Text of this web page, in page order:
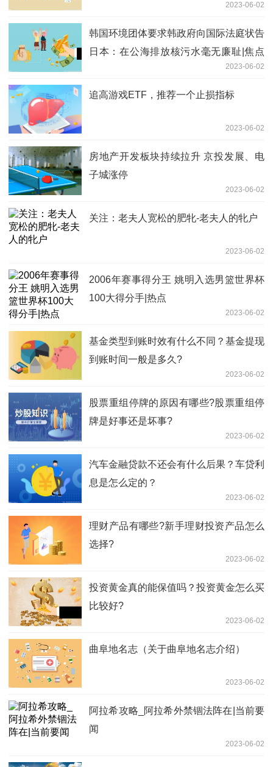
2023-06-02
韩国环境团体要求韩政府向国际法庭状告
日本：在公海排放核污水毫无廉耻|焦点
2023-06-02
追高游戏ETF，推荐一个止损指标
2023-06-02
房地产开发板块持续拉升 京投发展、电
子城涨停
2023-06-02
关注：老夫人宽松的肥牝-老夫人的牝户
2023-06-02
2006年赛事得分王 姚明入选男篮世界杯
100大得分手|热点
2023-06-02
基金类型到账时效有什么不同？基金提现
到账时间一般是多久?
2023-06-02
股票重组停牌的原因有哪些?股票重组停
牌是好事还是坏事?
2023-06-02
汽车金融贷款不还会有什么后果？车贷利
息是怎么定的？
2023-06-02
理财产品有哪些?新手理财投资产品怎么
选择?
2023-06-02
投资黄金真的能保值吗？投资黄金怎么买
比较好?
2023-06-02
曲阜地名志（关于曲阜地名志介绍）
2023-06-02
阿拉希攻略_阿拉希外禁锢法阵在|当前要
闻
2023-06-02